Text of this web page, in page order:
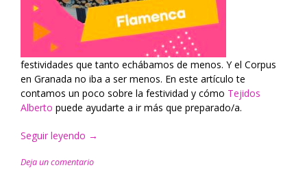
festividades que tanto echábamos de menos. Y el Corpus
en Granada no iba a ser menos. En este artículo te
contamos un poco sobre la festividad y cómo Tejidos
Alberto puede ayudarte a ir más que preparado/a.
Seguir leyendo “Prepárate
el
→
Deja un comentario